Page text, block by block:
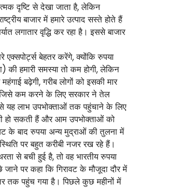
दृष्टि से देखा जाता है, लेकिन
बाजार में हमारे उत्पाद सस्ते होते हैं
लगातार वृद्धि कर रहा है। इससे बाजार
बेहतर करेंगे, क्योंकि रुपया
की हमारी समस्या तो कम होगी, लेकिन
बढ़ेगी, गरीब लोगों को इसकी मार
जिसे कम करने के लिए सरकार ने तेल
यह लाभ उपभोक्ताओं तक पहुंचाने के लिए
हो सकती हैं और आम उपभोक्ताओं को
के बाद रुपया अन्य मुद्राओं की तुलना में
पर बहुत करीबी नजर रख रहे हैं।
से बची हुई है, तो वह भारतीय रुपया
पर कहा कि गिरावट के मौजूदा दौर में
तक पहुंच गया है। पिछले कुछ महीनों में